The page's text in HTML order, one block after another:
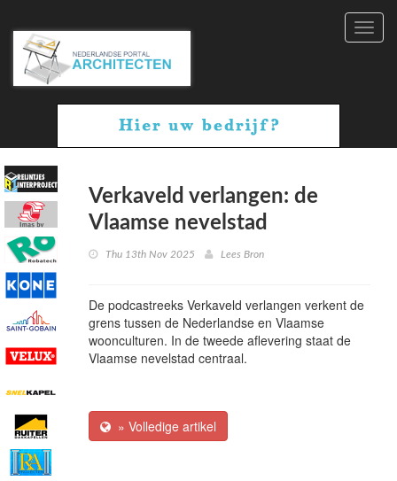
Verkaveld verlangen: de
Vlaamse nevelstad
Thu 13th Nov 2025 Lees Bron
De podcastreeks Verkaveld verlangen verkent de
grens tussen de Nederlandse en Vlaamse
woonculturen. In de tweede aflevering staat de
Vlaamse nevelstad centraal.
» Volledige artikel